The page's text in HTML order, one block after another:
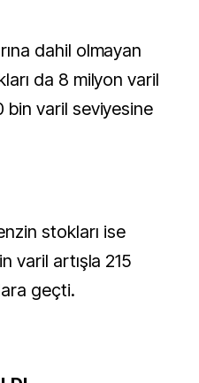
dahil olmayan
da 8 milyon varil
bin varil seviyesine
stokları ise
varil artışla 215
geçti.